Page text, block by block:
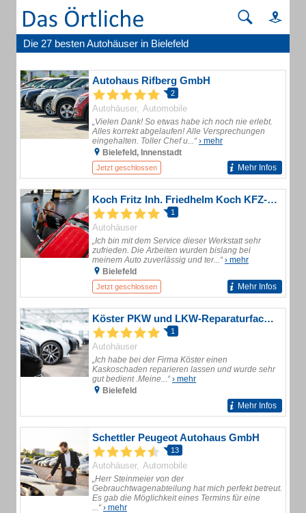
Die 27 besten Autohäuser in Bielefeld
Autohaus Rifberg GmbH
2
Autohäuser Automobile
„Vielen Dank! So etwas habe ich noch nie erlebt.
Alles korrekt abgelaufen! Alle Versprechungen
eingehalten. Toller Chef u...“› mehr
Bielefeld, Innenstadt
Jetzt geschlossen Mehr Infos
Koch Fritz Inh. Friedhelm Koch KFZ-Handel und KFZ-Werkstatt
1
Autohäuser
„Ich bin mit dem Service dieser Werkstatt sehr
zufrieden. Die Arbeiten wurden bislang bei
meinem Auto zuverlässig und ter...“› mehr
Bielefeld
Jetzt geschlossen Mehr Infos
Köster PKW und LKW-Reparaturfachbetrieb GmbH
1
Autohäuser
„Ich habe bei der Firma Köster einen
Kaskoschaden reparieren lassen und wurde sehr
gut bedient .Meine...“› mehr
Bielefeld
Mehr Infos
Schettler Peugeot Autohaus GmbH
13
Autohäuser Automobile
„Herr Steinmeier von der
Gebrauchtwagenabteilung hat mich perfekt betreut.
Es gab die Möglichkeit eines Termins für eine
...“› mehr